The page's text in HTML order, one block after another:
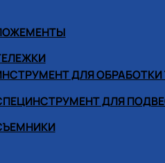
ДЛЯ ОБРАБОТКИ
ДЛЯ